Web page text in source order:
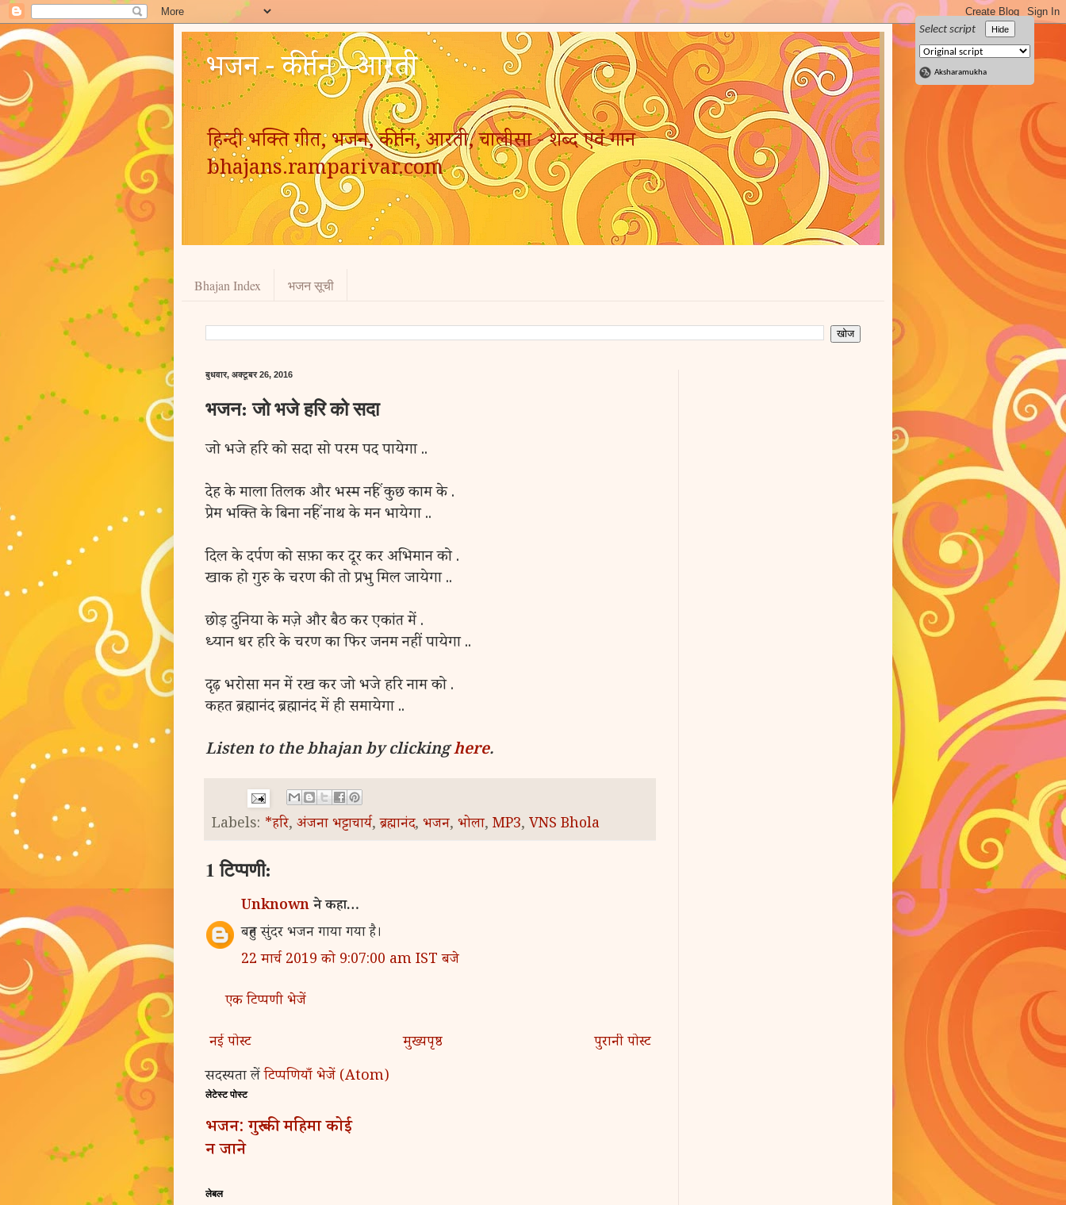
Select script Hide
Aksharamukha
भजन - कीर्तन - आरती
हिन्दी भक्ति गीत, भजन, कीर्तन, आरती, चालीसा - शब्द एवं गान
bhajans.ramparivar.com
Bhajan Index भजन सूची
बुधवार, अक्टूबर 26, 2016
भजन: जो भजे हरि को सदा
जो भजे हरि को सदा सो परम पद पायेगा ..
देह के माला तिलक और भस्म नहिं कुछ काम के .
प्रेम भक्ति के बिना नहिं नाथ के मन भायेगा ..
दिल के दर्पण को सफ़ा कर दूर कर अभिमान को .
खाक हो गुरु के चरण की तो प्रभु मिल जायेगा ..
छोड़ दुनिया के मज़े और बैठ कर एकांत में .
ध्यान धर हरि के चरण का फिर जनम नहीं पायेगा ..
दृढ़ भरोसा मन में रख कर जो भजे हरि नाम को .
कहत ब्रह्मानंद ब्रह्मानंद में ही समायेगा ..
Listen to the bhajan by clickinghere.
Labels: *हरि, अंजना भट्टाचार्य,ब्रह्मानंद, भजन, भोला, MP3, VNS Bhola
1 टिप्पणी:
Unknownने कहा…
बहुत सुंदर भजन गाया गया है।
22 मार्च 2019 को 9:07:00 am IST बजे
एक टिप्पणी भेजें
नई पोस्ट
पुरानी पोस्ट
मुख्यपृष्ठ
सदस्यता लेंटिप्पणियाँ भेजें (Atom)
लेटेस्ट पोस्ट
भजन: गुरु की महिमा कोई
न जाने
लेबल